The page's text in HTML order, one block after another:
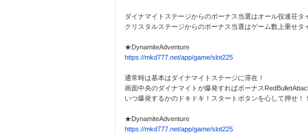
ダイナマイトステージからのボーナス当選はオール役連荘タ
クリスタルステージからのボーナス当選はゲーム数上乗せタ
★DynamiteAdventure
https://mkd777.net/app/game/slot225
通常時は基本はダイナマイトステージに滞在！
画面中央のダイナマイトが爆発すればボーナス
いつ爆発するかのドキドキ！スタートボタンを心して押せ！！
★DynamiteAdventure
https://mkd777.net/app/game/slot225